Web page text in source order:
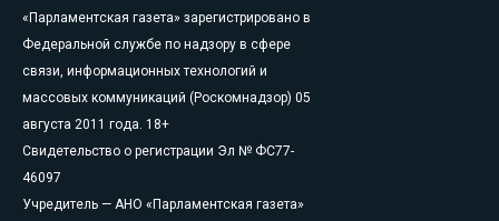
«Парламентская газета» зарегистрировано в
Федеральной службе по надзору в сфере
связи, информационных технологий и
массовых коммуникаций (Роскомнадзор) 05
августа 2011 года. 18+
Свидетельство о регистрации Эл № ФС77-
46097
Учредитель — АНО «Парламентская газета»